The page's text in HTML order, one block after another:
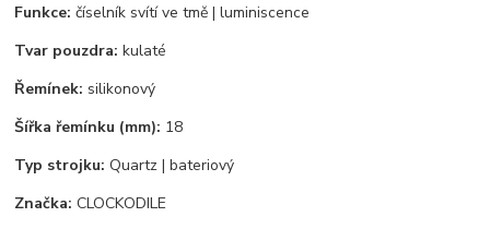
Funkce: číselník svítí ve tmě | luminiscence
Tvar pouzdra: kulaté
Řemínek: silikonový
Šířka řemínku (mm): 18
Typ strojku: Quartz | bateriový
Značka: CLOCKODILE